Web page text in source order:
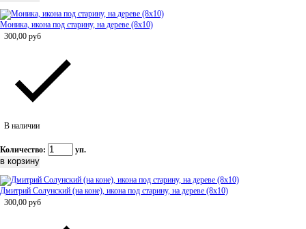
Моника, икона под старину, на дереве (8x10)
300,00 руб
В наличии
Количество: уп.
Дмитрий Солунский (на коне), икона под старину, на дереве (8x10)
300,00 руб